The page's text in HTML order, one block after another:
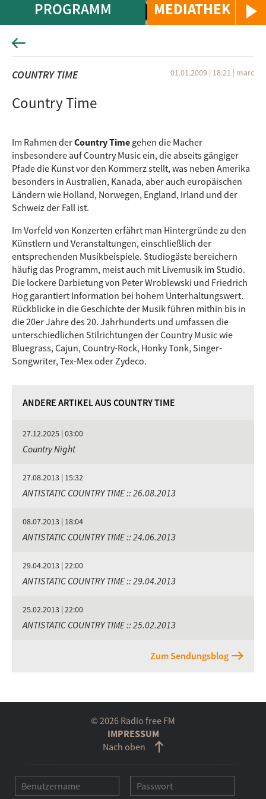
MEDIATHEK
PROGRAMM
COUNTRY TIME 01.01.2009 | 18:21 | marc
Country Time
Im Rahmen derCountry Time gehen die Macher
insbesondere auf Country Music ein, die abseits gängiger
Pfade die Kunst vor den Kommerz stellt, was neben Amerika
besonders in Australien, Kanada, aber auch europäischen
Ländern wie Holland, Norwegen, England, Irland und der
Schweiz der Fall ist.
Im Vorfeld von Konzerten erfährt man Hintergründe zu den
Künstlern und Veranstaltungen, einschließlich der
entsprechenden Musikbeispiele. Studiogäste bereichern
häufig das Programm, meist auch mit Livemusik im Studio.
Die lockere Darbietung von Peter Wroblewski und Friedrich
Hog garantiert Information bei hohem Unterhaltungswert.
Rückblicke in die Geschichte der Musik führen mithin bis in
die 20er Jahre des 20. Jahrhunderts und umfassen die
unterschiedlichen Stilrichtungen derCountry Musicwie
Bluegrass, Cajun, Country-Rock, Honky Tonk, Singer-
Songwriter, Tex-MexoderZydeco.
ANDERE ARTIKEL AUS COUNTRY TIME
27.12.2025 | 03:00
Country Night
27.08.2013 | 15:32
ANTISTATIC COUNTRY TIME :: 26.08.2013
08.07.2013 | 18:04
ANTISTATIC COUNTRY TIME :: 24.06.2013
29.04.2013 | 22:00
ANTISTATIC COUNTRY TIME :: 29.04.2013
25.02.2013 | 22:00
ANTISTATIC COUNTRY TIME :: 25.02.2013
Zum Sendungsblog
© 2026 Radio free FM
IMPRESSUM
Nach oben